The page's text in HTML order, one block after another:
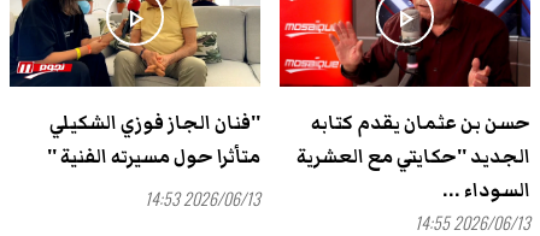
play_arrow
حسن بن عثمان يقدم كتابه
الجديد ''حكايتي مع العشرية
السوداء ...
2026/06/13 14:55
play_arrow
''فنان الجاز فوزي الشكيلي
متأثرا حول مسيرته الفنية ''
2026/06/13 14:53